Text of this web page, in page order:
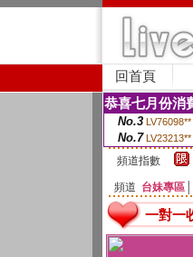
回首頁
恭喜七月份消
No.3 LV76098**
No.7 LV23213**
頻道指數
頻道 台妹專區
一對一